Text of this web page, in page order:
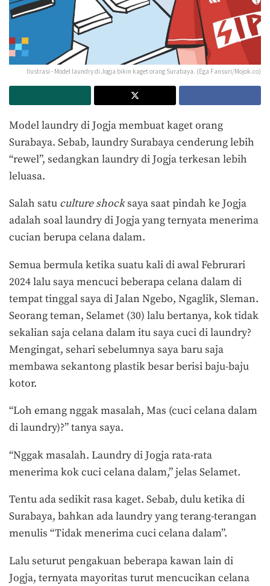
Ilustrasi - Model laundry di Jogja bikin kaget orang Surabaya. (Ega Fansuri/Mojok.co)
Model laundry di Jogja membuat kaget orang
Surabaya. Sebab, laundry Surabaya cenderung lebih
“rewel”, sedangkan laundry di Jogja terkesan lebih
leluasa.
Salah satu culture shocksaya saat pindah ke Jogja
adalah soal laundry di Jogja yang ternyata menerima
cucian berupa celana dalam.
Semua bermula ketika suatu kali di awal Februrari
2024 lalu saya mencuci beberapa celana dalam di
tempat tinggal saya di Jalan Ngebo, Ngaglik, Sleman.
Seorang teman, Selamet (30) lalu bertanya, kok tidak
sekalian saja celana dalam itu saya cuci di laundry?
Mengingat, sehari sebelumnya saya baru saja
membawa sekantong plastik besar berisi baju-baju
kotor.
“Loh emang nggak masalah, Mas (cuci celana dalam
di laundry)?” tanya saya.
“Nggak masalah. Laundry di Jogja rata-rata
menerima kok cuci celana dalam,” jelas Selamet.
Tentu ada sedikit rasa kaget. Sebab, dulu ketika di
Surabaya, bahkan ada laundry yang terang-terangan
menulis “Tidak menerima cuci celana dalam”.
Lalu seturut pengakuan beberapa kawan lain di
Jogja, ternyata mayoritas turut mencucikan celana